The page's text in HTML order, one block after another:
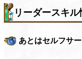
リーダースキル
あとはセルフサ